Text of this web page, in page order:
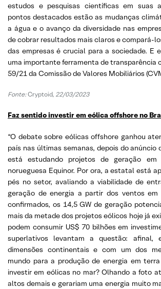
estudos e pesquisas científicas em suas
pontos destacados estão as mudanças
a água e o avanço da diversidade nas
de cobrar resultados mais claros e compará-
das empresas é crucial para a sociedade. E
uma importante ferramenta de transparência
59/21 da Comissão de Valores Mobiliários
Fonte:Cryptoid, 22/03/2023
Faz sentido investir em eólica offshore no
“O debate sobre eólicas offshore ganhou
país nas últimas semanas, depois do anúncio
está estudando projetos de geração
norueguesa Equinor. Por ora, a estatal está
pés no setor, avaliando a viabilidade de
geração de energia a partir dos ventos
confirmados, os 14,5 GW de geração
mais da metade dos projetos eólicos hoje já
podem consumir US$ 70 bilhões em
superlativos levantam a questão: afinal,
dimensões continentais e com um dos
mundo para a produção de energia em
investir em eólicas no mar? Olhando a foto
altos demais e gerariam uma energia muito